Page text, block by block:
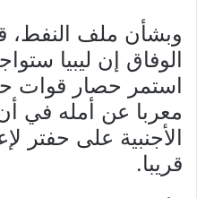
وبشأن ملف النفط،
الوفاق إن ليبيا
استمر حصار قوات
معربا عن أمله في
الأجنبية على حفتر
قريبا.